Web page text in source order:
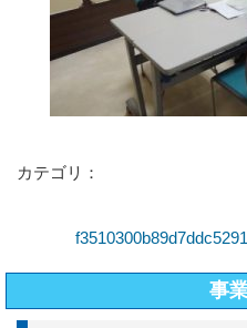
カテゴリ：
事